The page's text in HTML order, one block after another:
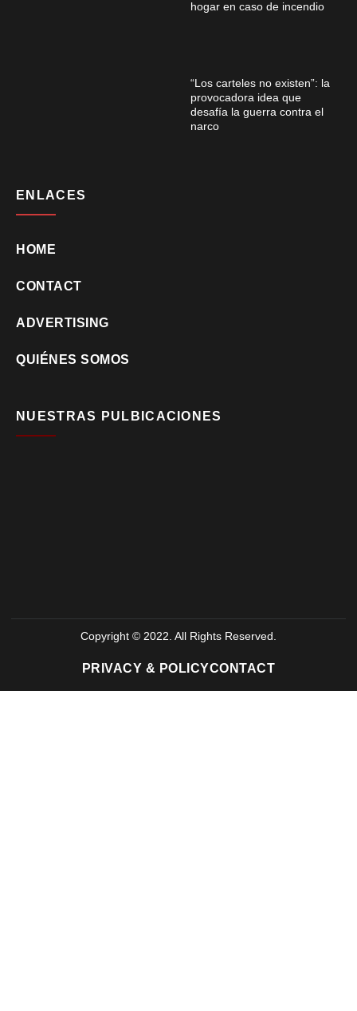
hogar en caso de incendio
“Los carteles no existen”: la
provocadora idea que
desafía la guerra contra el
narco
ENLACES
HOME
CONTACT
ADVERTISING
QUIÉNES SOMOS
NUESTRAS PULBICACIONES
Copyright © 2022. All Rights Reserved.
PRIVACY & POLICYCONTACT